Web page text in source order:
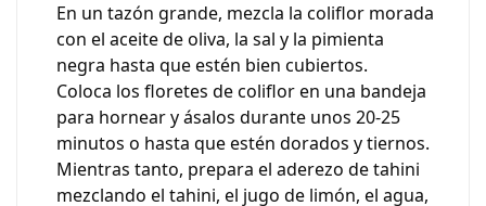
En un tazón grande, mezcla la coliflor morada
con el aceite de oliva, la sal y la pimienta
negra hasta que estén bien cubiertos.
Coloca los floretes de coliflor en una bandeja
para hornear y ásalos durante unos 20-25
minutos o hasta que estén dorados y tiernos.
Mientras tanto, prepara el aderezo de tahini
mezclando el tahini, el jugo de limón, el agua,